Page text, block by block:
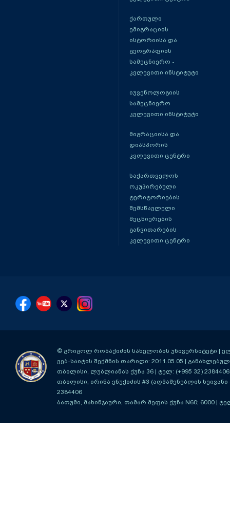
ქართული
ემიგრაციის
ისტორიისა და
გეოგრაფიის
სამეცნიერო -
კვლევითი ინსტიტუტი
იუვენოლოგიის
სამეცნიერო
კვლევითი ინსტიტუტი
მიგრაციისა და
დიასპორის
კვლევითი ცენტრი
საქართველოს
ოკუპირებული
ტერიტორიების
შემსწავლელი
მეცნიერების
განვითარების
კვლევითი ცენტრი
© გრიგოლ რობაქიძის სახელობის უნივერსიტეტი |
ვებ-საიტის შექმნის თარიღი: 2011.05.05 |
თბილისი, ლუბლიანას ქუჩა 36 | ტელ: (+995 32)
თბილისი, ირინა ენუქიძის #3 (აღმაშენებლის ხეივანი
2384406
ბათუმი, მახინჯაური, თამარ მეფის ქუჩა N60; 6000 |